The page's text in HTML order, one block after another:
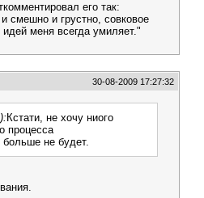
его так:
смешно и грустно, совковое
меня всегда умиляет."
30-08-2009 17:27:32
Кстати, не хочу ниого
процесса
больше не будет.